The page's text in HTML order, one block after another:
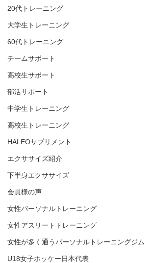
20代トレーニング
大学生トレーニング
60代トレーニング
チームサポート
高校生サポート
部活サポート
中学生トレーニング
高校生トレーニング
HALEOサプリメント
エクササイズ紹介
下半身エクササイズ
会員様の声
女性パーソナルトレーニング
女性アスリートトレーニング
女性が多く通うパーソナルトレーニングジム
U18女子ホッケー日本代表